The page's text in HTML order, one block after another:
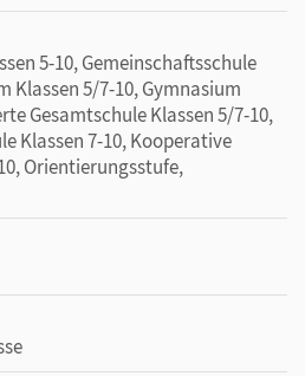
5-10, Gemeinschaftsschule
Klassen 5/7-10, Gymnasium
Gesamtschule Klassen 5/7-10,
Klassen 7-10, Kooperative
Orientierungsstufe,